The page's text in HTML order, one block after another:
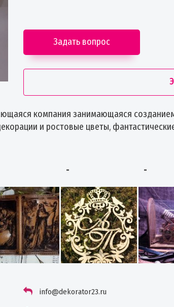
Задать вопрос
компания занимающаяся
и ростовые цветы,
- -
info@dekorator23.ru